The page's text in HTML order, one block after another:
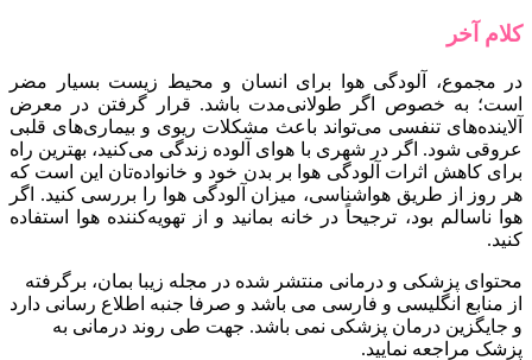
کلام آخر
در مجموع، آلودگی هوا برای انسان و محیط زیست بسیار مضر
است؛ به خصوص اگر طولانی‌مدت باشد. قرار گرفتن در معرض
آلاینده‌های تنفسی می‌تواند باعث مشکلات ریوی و بیماری‌های قلبی
عروقی شود. اگر در شهری با هوای آلوده زندگی می‌کنید، بهترین راه
برای کاهش اثرات آلودگی هوا بر بدن خود و خانواده‌تان این است که
هر روز از طریق هواشناسی، میزان آلودگی هوا را بررسی کنید. اگر
هوا ناسالم بود، ترجیحاً در خانه بمانید و از تهویه‌کننده‌ هوا استفاده
کنید.
محتوای پزشکی و درمانی منتشر شده در مجله زیبا بمان، برگرفته
از منابع انگلیسی و فارسی می باشد و صرفا جنبه اطلاع رسانی دارد
و جایگزین درمان پزشکی نمی باشد. جهت طی روند درمانی به
پزشک مراجعه نمایید.